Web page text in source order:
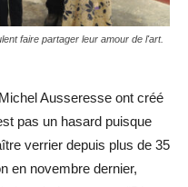
faire partager leur amour de l'art.
Ausseresse ont créé
pas un hasard puisque
verrier depuis plus de 35
en novembre dernier,